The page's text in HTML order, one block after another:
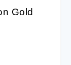
Gold